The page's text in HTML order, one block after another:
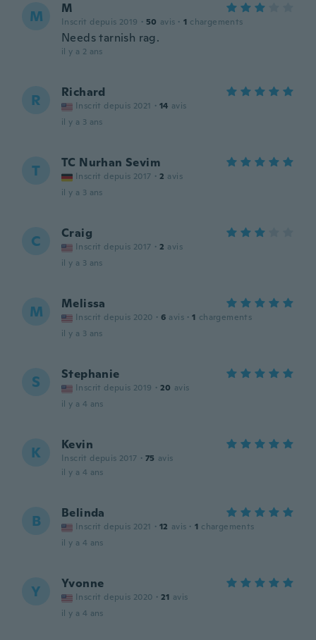
M M
Inscrit depuis 2019 · 50 avis · 1 chargements
Needs tarnish rag.
il y a 2 ans
R Richard
Inscrit depuis 2021 · 14 avis
il y a 3 ans
T TC Nurhan Sevim
Inscrit depuis 2017 · 2 avis
il y a 3 ans
C Craig
Inscrit depuis 2017 · 2 avis
il y a 3 ans
M Melissa
Inscrit depuis 2020 · 6 avis · 1 chargements
il y a 3 ans
S Stephanie
Inscrit depuis 2019 · 20 avis
il y a 4 ans
K Kevin
Inscrit depuis 2017 · 75 avis
il y a 4 ans
B Belinda
Inscrit depuis 2021 · 12 avis · 1 chargements
il y a 4 ans
Y Yvonne
Inscrit depuis 2020 · 21 avis
il y a 4 ans